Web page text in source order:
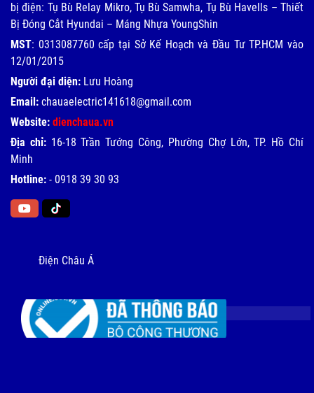
bị điện: Tụ Bù Relay Mikro, Tụ Bù Samwha, Tụ Bù Havells – Thiết
Bị Đóng Cắt Hyundai – Máng Nhựa YoungShin
MST: 0313087760 cấp tại Sở Kế Hoạch và Đầu Tư TP.HCM vào
12/01/2015
Người đại diện: Lưu Hoàng
Email: chauaelectric141618@gmail.com
Website: dienchaua.vn
Địa chỉ: 16-18 Trần Tướng Công, Phường Chợ Lớn, TP. Hồ Chí
Minh
Hotline: - 0918 39 30 93
Điện Châu Á